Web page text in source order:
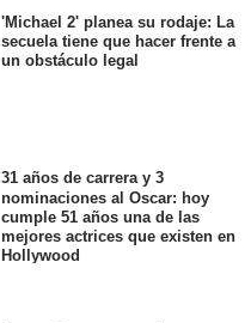
'Michael 2' planea su rodaje: La
secuela tiene que hacer frente a
un obstáculo legal
31 años de carrera y 3
nominaciones al Oscar: hoy
cumple 51 años una de las
mejores actrices que existen en
Hollywood